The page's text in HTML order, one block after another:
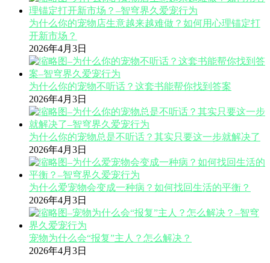
为什么你的宠物店生意越来越难做？如何用心理锚定打
开新市场？
2026年4月3日
为什么你的宠物不听话？这套书能帮你找到答案
2026年4月3日
为什么你的宠物总是不听话？其实只要这一步就解决了
2026年4月3日
为什么爱宠物会变成一种病？如何找回生活的平衡？
2026年4月3日
宠物为什么会“报复”主人？怎么解决？
2026年4月3日